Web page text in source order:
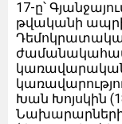
17-ը՝
թվականի
կառավարական
Խան Խոյսկին